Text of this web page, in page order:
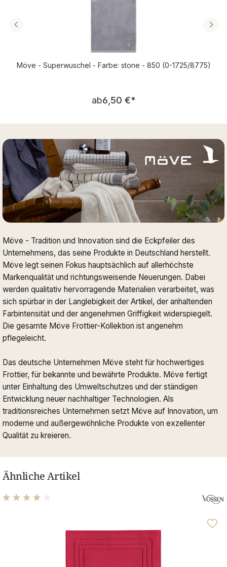
Möve - Superwuschel - Farbe: stone - 850 (0-1725/8775)
Regulärer Preis:
ab6,50 €*
Möve - Tradition und Innovation sind die Eckpfeiler des
Unternehmens, das seine Produkte in Deutschland herstellt.
Möve legt seinen Fokus hauptsächlich auf allerhöchste
Markenqualität und richtungsweisende Neuerungen. Dabei
werden qualitativ hervorragende Materialien verarbeitet, was
sich spürbar in der Langlebigkeit der Artikel, der anhaltenden
Farbintensität und der angenehmen Griffigkeit widerspiegelt.
Die gesamte Möve Frottier-Kollektion ist angenehm
pflegeleicht.
Das deutsche Unternehmen Möve steht für hochwertiges
Frottier, für bekannte und bewährte Produkte. Möve fertigt
unter Einhaltung des Umweltschutzes und der ständigen
Entwicklung neuer nachhaltiger Technologien. Als
traditionsreiches Unternehmen setzt Möve auf Innovation, um
moderne und außergewöhnliche Produkte von exzellenter
Qualität zu kreieren.
Ähnliche Artikel